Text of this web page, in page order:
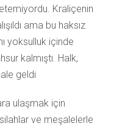
Kraliçenin
ama bu haksız
yoksulluk içinde
kalmıştı. Halk,
geldi
ulaşmak için
ve meşalelerle